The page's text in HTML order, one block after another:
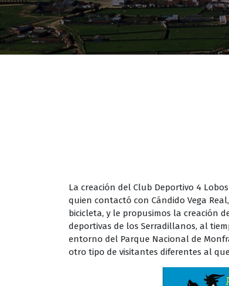
La creación del Club Deportivo 4
quien contactó con Cándido Vega
bicicleta, y le propusimos la creación
deportivas de los Serradillanos, al
entorno del Parque Nacional de
otro tipo de visitantes diferentes al